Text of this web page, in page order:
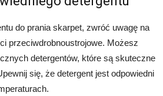
do prania skarpet, zwróć uwagę na
przeciwdrobnoustrojowe. Możesz
detergentów, które są skuteczne
się, że detergent jest odpowiedni